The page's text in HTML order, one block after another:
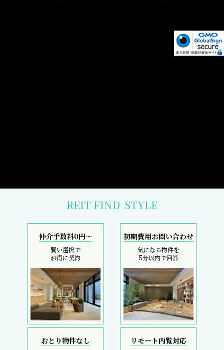
REIT FIND STYLE
仲介手数料0円～
賢い選択で
お得に契約
初期費用お問い合わせ
気になる物件を
5分以内で回答
おとり物件なし リモート内覧対応